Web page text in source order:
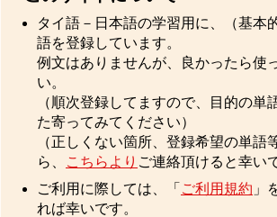
タイ語－日本語の学習用に、（基本
語を登録しています。
例文はありませんが、良かったら使
い。
（順次登録してますので、目的の単
た寄ってみてください）
（正しくない箇所、登録希望の単語
ら、
こちらより ご連絡頂けると幸い
ご利用に際しては、「 ご利用規約 」
れば幸いです。